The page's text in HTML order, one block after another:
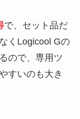
で、セット品だ
くLogicool Gの
ので、専用ツ
すいのも大き